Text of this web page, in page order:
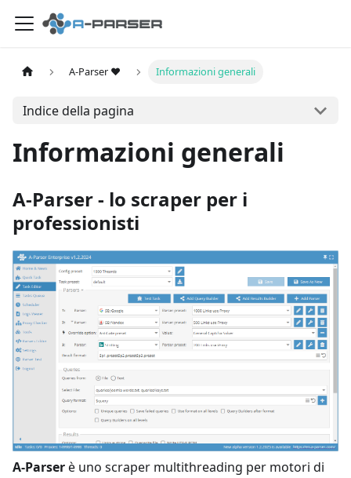
A-Parser ❤️ Informazioni generali
Indice della pagina
Informazioni generali
A-Parser - lo scraper per i
professionisti
A-Parserè uno scraper multithreading per motori di